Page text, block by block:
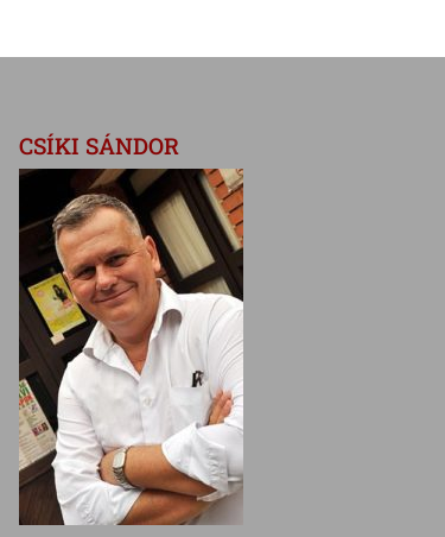
CSÍKI SÁNDOR